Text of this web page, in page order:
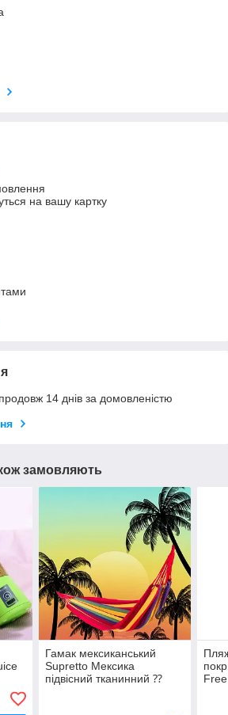
на вашу картку
14 днів за домовленістю
замовляють
Гамак мексиканський
Supretto Мексика
підвісний тканинний ⁇